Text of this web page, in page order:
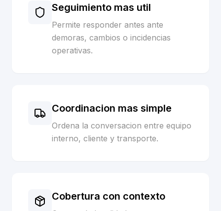
Seguimiento mas util
Permite responder antes ante
demoras, cambios o incidencias
operativas.
Coordinacion mas simple
Ordena la conversacion entre equipo
interno, cliente y transporte.
Cobertura con contexto